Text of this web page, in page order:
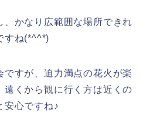
、かなり広範囲な場所できれ
すね(*^^*)
すが、迫力満点の花火が楽
遠くから観に行く方は近くの
安心ですね♪